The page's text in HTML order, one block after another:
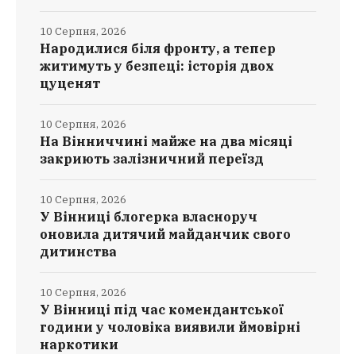
Народилися біля фронту, а тепер
житимуть у безпеці: історія двох
цуценят
10 Серпня, 2026
На Вінниччині майже на два місяці
закриють залізничний переїзд
10 Серпня, 2026
У Вінниці блогерка власноруч
оновила дитячий майданчик свого
дитинства
10 Серпня, 2026
У Вінниці під час комендантської
години у чоловіка виявили ймовірні
наркотики
10 Серпня, 2026